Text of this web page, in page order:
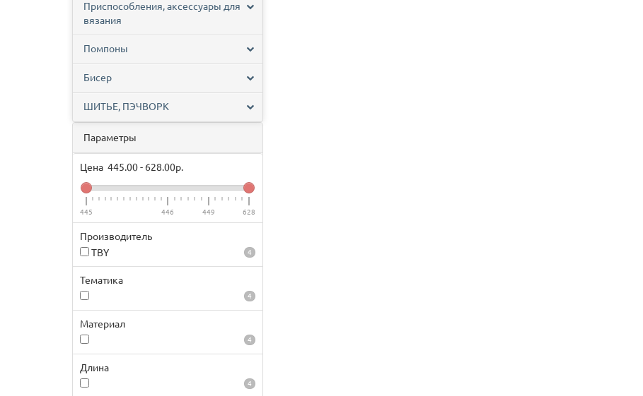
Приспособления, аксессуары для
вязания
Помпоны
Бисер
ШИТЬЕ, ПЭЧВОРК
Параметры
Цена 445.00- 628.00р.
445 446 449 628
Производитель
TBY
4
Тематика
4
Материал
4
Длина
4